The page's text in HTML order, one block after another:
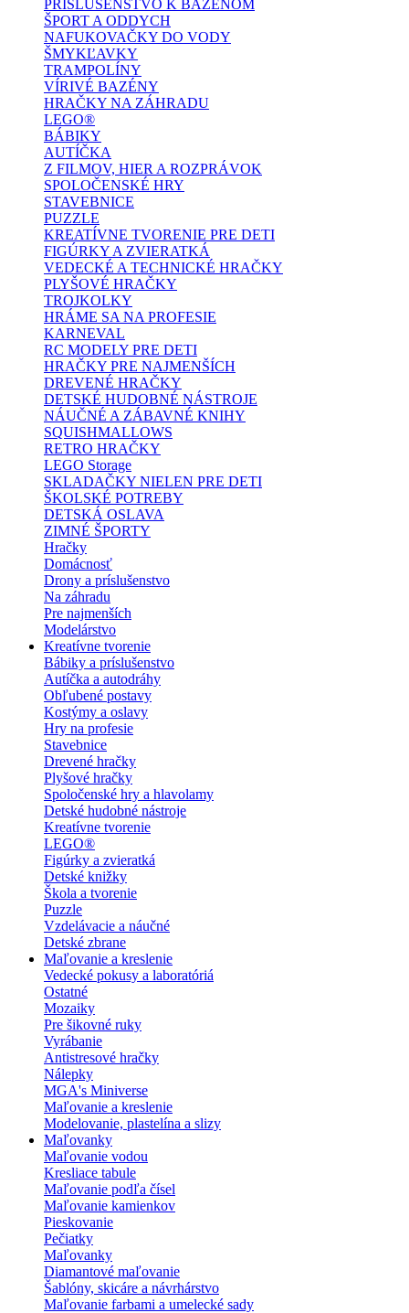
PRISLUŠENSTVO K BÁZENOM
ŠPORT A ODDYCH
NAFUKOVAČKY DO VODY
ŠMYKĽAVKY
TRAMPOLÍNY
VÍRIVÉ BAZÉNY
HRAČKY NA ZÁHRADU
LEGO®
BÁBIKY
AUTÍČKA
Z FILMOV, HIER A ROZPRÁVOK
SPOLOČENSKÉ HRY
STAVEBNICE
PUZZLE
KREATÍVNE TVORENIE PRE DETI
FIGÚRKY A ZVIERATKÁ
VEDECKÉ A TECHNICKÉ HRAČKY
PLYŠOVÉ HRAČKY
TROJKOLKY
HRÁME SA NA PROFESIE
KARNEVAL
RC MODELY PRE DETI
HRAČKY PRE NAJMENŠÍCH
DREVENÉ HRAČKY
DETSKÉ HUDOBNÉ NÁSTROJE
NÁUČNÉ A ZÁBAVNÉ KNIHY
SQUISHMALLOWS
RETRO HRAČKY
LEGO Storage
SKLADAČKY NIELEN PRE DETI
ŠKOLSKÉ POTREBY
DETSKÁ OSLAVA
ZIMNÉ ŠPORTY
Hračky
Domácnosť
Drony a príslušenstvo
Na záhradu
Pre najmenších
Modelárstvo
Kreatívne tvorenie
Bábiky a príslušenstvo
Autíčka a autodráhy
Obľubené postavy
Kostýmy a oslavy
Hry na profesie
Stavebnice
Drevené hračky
Plyšové hračky
Spoločenské hry a hlavolamy
Detské hudobné nástroje
Kreatívne tvorenie
LEGO®
Figúrky a zvieratká
Detské knižky
Škola a tvorenie
Puzzle
Vzdelávacie a náučné
Detské zbrane
Maľovanie a kreslenie
Vedecké pokusy a laboratóriá
Ostatné
Mozaiky
Pre šikovné ruky
Vyrábanie
Antistresové hračky
Nálepky
MGA's Miniverse
Maľovanie a kreslenie
Modelovanie, plastelína a slizy
Maľovanky
Maľovanie vodou
Kresliace tabule
Maľovanie podľa čísel
Maľovanie kamienkov
Pieskovanie
Pečiatky
Maľovanky
Diamantové maľovanie
Šablóny, skicáre a návrhárstvo
Maľovanie farbami a umelecké sady